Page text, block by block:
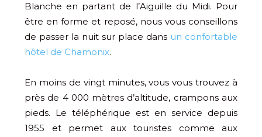
Blanche en partant de l’Aiguille du Midi. Pour
être en forme et reposé, nous vous conseillons
de passer la nuit sur place dans un confortable
hôtel de Chamonix.
En moins de vingt minutes, vous vous trouvez à
près de 4 000 mètres d’altitude, crampons aux
pieds. Le téléphérique est en service depuis
1955 et permet aux touristes comme aux